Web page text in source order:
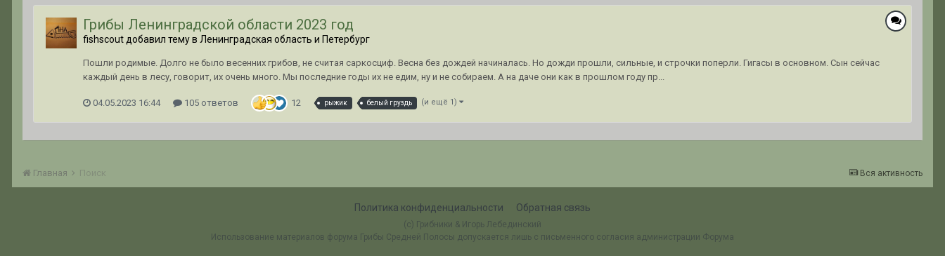
Грибы Ленинградской области 2023 год
fishscout добавил тему в Ленинградская область и Петербург
Пошли родимые. Долго не было весенних грибов, не считая саркосциф. Весна без дождей начиналась. Но дожди прошли, сильные, и строчки поперли. Гигасы в основном. Сын сейчас
каждый день в лесу, говорит, их очень много. Мы последние годы их не едим, ну и не собираем. А на даче они как в прошлом году пр...
04.05.2023 16:44 105 ответов 12 рыжик белый груздь (и ещё 1)
Вся активность
Главная Поиск
Политика конфиденциальности Обратная связь
(c) Грибники & Игорь Лебединский
Использование материалов форума Грибы Средней Полосы допускается лишь с письменного согласия администрации Форума